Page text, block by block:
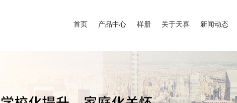
首页 产品中心 样册 关于天喜 新闻动态